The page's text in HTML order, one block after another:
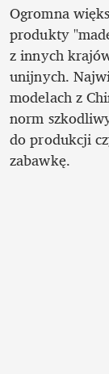
Ogromna
produkty
z innych
unijnych.
modelach z
norm
do produkcji
zabawkę.